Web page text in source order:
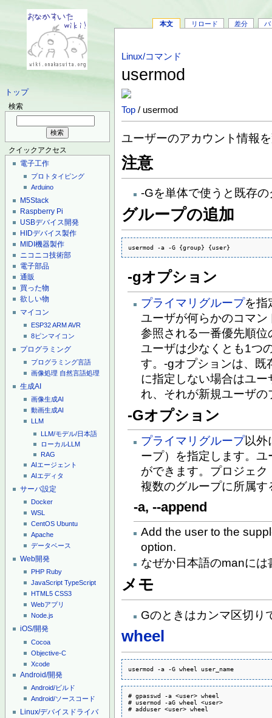
トップ
検索
クイックアクセス
電子工作
プロトタイピング
Arduino
M5Stack
Raspberry Pi
USBデバイス開発
HIDデバイス製作
MIDI機器製作
ニコニコ技術部
電子部品
通販
買った物
欲しい物
マイコン
ESP32ARMAVR
8ピンマイコン
プログラミング
プログラミング言語
画像処理 自然言語処理
生成AI
画像生成AI
動画生成AI
LLM
LLM/モデル/日本語
ローカルLLM
RAG
AIエージェント
AIエディタ
サーバ設定
Docker
WSL
CentOS Ubuntu
Apache
データベース
Web開発
PHP Ruby
JavaScript TypeScript
HTML5 CSS3
Webアプリ
Node.js
iOS/開発
Cocoa
Objective-C
Xcode
Android/開発
Android/ビルド
Android/ソースコード
Linux/デバイスドライバ
本文 リロード 差分 バ
Linux/コマンド
usermod
Top / usermod
ユーザーのアカウント情報
注意
-Gを単体で使うと既存
グループの追加
usermod -a -G {group} {user}
-gオプション
プライマリグループを指
ユーザが何らかのコマ
参照される一番優先順
ユーザは少なくとも1つ
す。-gオプションは、既
に指定しない場合はユ
れ、それが新規ユーザ
-Gオプション
プライマリグループ以外
ープ）を指定します。
ができます。プロジェ
複数のグループに所属
-a, --append
Add the user to the
option.
なぜか日本語のmanには
メモ
Gのときはカンマ区切り
wheel
usermod -a -G wheel user_name
# gpasswd -a <user> wheel
# usermod -aG wheel <user>
# adduser <user> wheel